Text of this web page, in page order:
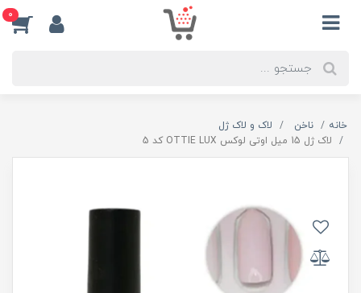
0
خانه ناخن
لاک و لاک ژل
لاک ژل 15 میل اوتی لوکس OTTIE LUX کد 5